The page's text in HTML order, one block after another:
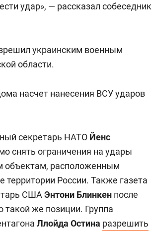
удар», — рассказал собеседник
украинским военным
области.
насчет нанесения ВСУ ударов
секретарь НАТО Йенс
снять ограничения на удары
расположенным
России. Также газета
США Энтони Блинкен после
такой же позиции. Группа
Ллойда Остина разрешить